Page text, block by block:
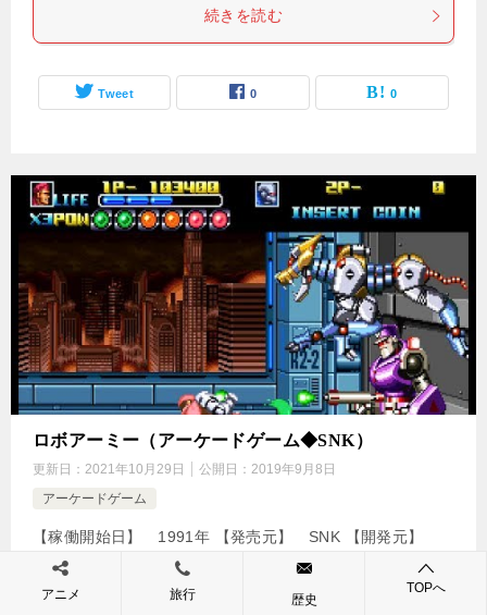
続きを読む
Tweet 0 0
ロボアーミー（アーケードゲーム◆SNK）
更新日： 2021年10月29日 公開日： 2019年9月8日
アーケードゲーム
【稼働開始日】 1991年 【発売元】 SNK 【開発元】
SNK 【ジャンル】 アクションゲーム ↓の動画をクリッ
ク！動画を楽しめます♪ [csshop service=”rakuten” ke […]
アニメ 旅行 歴史
TOPへ